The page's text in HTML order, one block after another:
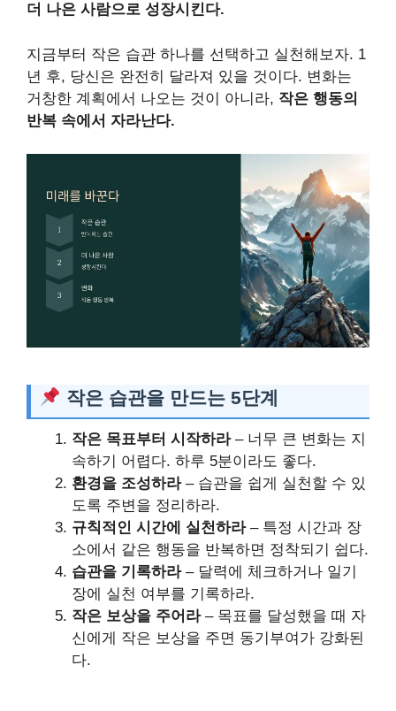
더 나은 사람으로 성장시킨다.
지금부터 작은 습관 하나를 선택하고 실천해보자. 1
년 후, 당신은 완전히 달라져 있을 것이다. 변화는
거창한 계획에서 나오는 것이 아니라, 작은 행동의
반복 속에서 자라난다.
작은 습관을 만드는 5단계
작은 목표부터 시작하라– 너무 큰 변화는 지
속하기 어렵다. 하루 5분이라도 좋다.
환경을 조성하라– 습관을 쉽게 실천할 수 있
도록 주변을 정리하라.
규칙적인 시간에 실천하라– 특정 시간과 장
소에서 같은 행동을 반복하면 정착되기 쉽다.
습관을 기록하라– 달력에 체크하거나 일기
장에 실천 여부를 기록하라.
작은 보상을 주어라– 목표를 달성했을 때 자
신에게 작은 보상을 주면 동기부여가 강화된
다.